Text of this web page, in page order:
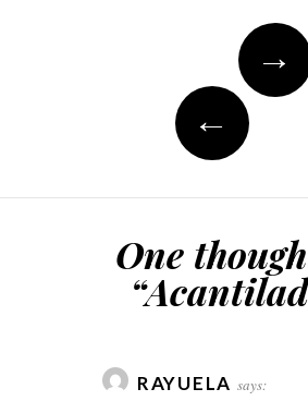
navigation
→
←
One
“
RAYUELA says: